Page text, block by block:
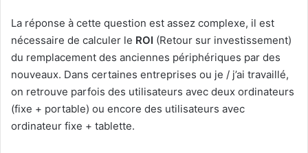
La réponse à cette question est assez complexe, il est
nécessaire de calculer le ROI (Retour sur investissement)
du remplacement des anciennes périphériques par des
nouveaux. Dans certaines entreprises ou je / j’ai travaillé,
on retrouve parfois des utilisateurs avec deux ordinateurs
(fixe + portable) ou encore des utilisateurs avec
ordinateur fixe + tablette.